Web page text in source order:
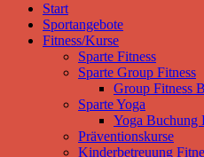
Start
Sportangebote
Fitness/Kurse
Sparte Fitness
Sparte Group Fitness
Group Fitness
Sparte Yoga
Yoga Buchung
Präventionskurse
Kinderbetreuung